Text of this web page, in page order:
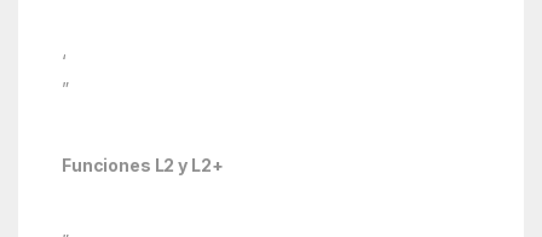
‘
”
Funciones L2 y L2+